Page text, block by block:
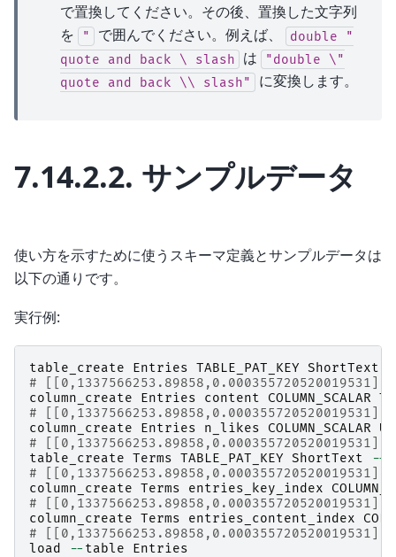
で置換してください。その後、置換した文字列
を
" で囲んでください。例えば、 double
"
quote
and back \ slash は "double
\"
quote
and back \\ slash" に変換します。
7.14.2.2. サンプルデータ
使い方を示すために使うスキーマ定義とサンプルデータは
以下の通りです。
実行例:
table_create Entries TABLE_PAT_KEY ShortText
#
column_create
Entries content COLUMN_SCALAR
#
column_create
Entries n_likes COLUMN_SCALAR
#
table_create Terms TABLE_PAT_KEY ShortText --
#
column_create Terms entries_key_index
#
column_create Terms entries_content_index
#
load
-- table
Entries